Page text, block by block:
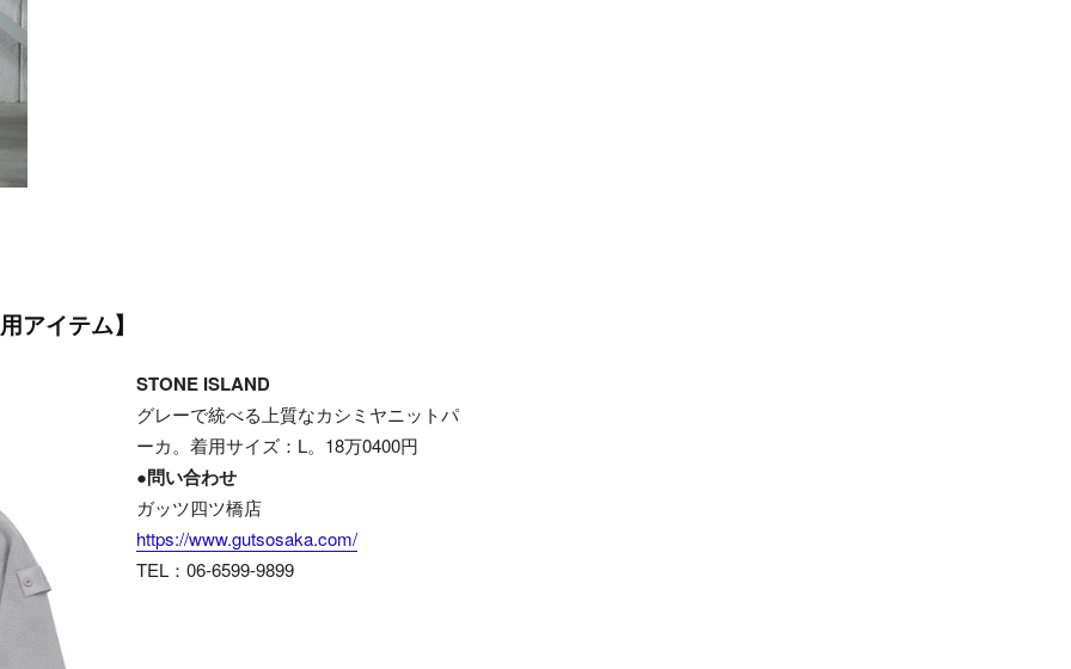
アイテム】
STONE ISLAND
グレーで統べる上質なカシミヤニットパ
ーカ。着用サイズ：L。18万0400円
●問い合わせ
ガッツ四ツ橋店
https://www.gutsosaka.com/
TEL：06-6599-9899